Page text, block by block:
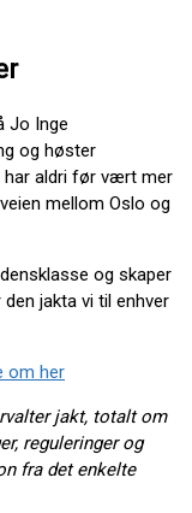
Jo Inge
og høster
har aldri før vært mer
mellom Oslo og
og skaper
jakta vi til enhver
om her
jakt, totalt om
reguleringer og
fra det enkelte